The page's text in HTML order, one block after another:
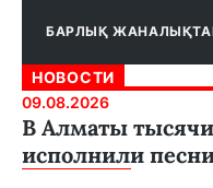
БАРЛЫҚ
НОВОСТИ
09.08.2026
В Алматы
исполнили